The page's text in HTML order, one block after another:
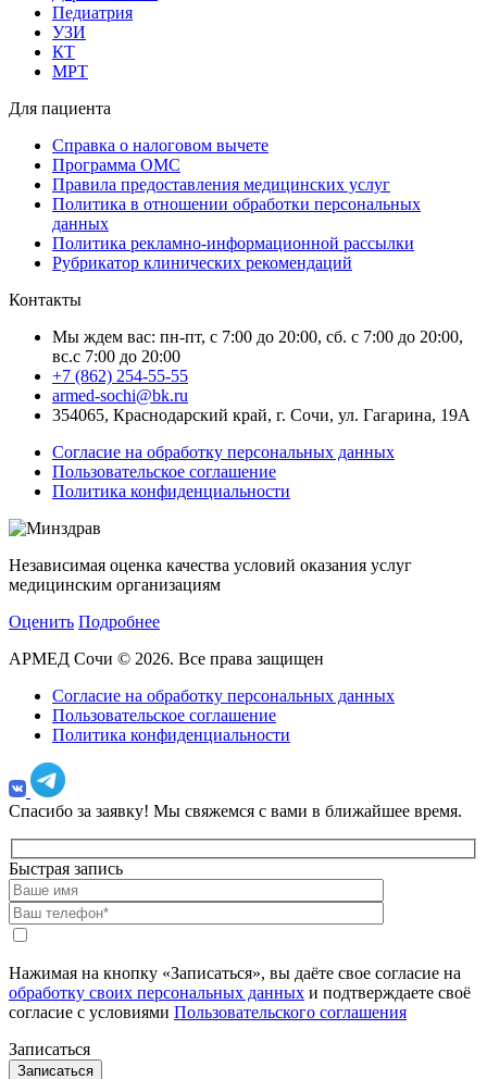
Педиатрия
УЗИ
КТ
МРТ
Для пациента
Справка о налоговом вычете
Программа ОМС
Правила предоставления медицинских услуг
Политика в отношении обработки персональных
данных
Политика рекламно-информационной рассылки
Рубрикатор клинических рекомендаций
Контакты
Мы ждем вас: пн-пт, с 7:00 до 20:00, сб. с 7:00 до 20:00,
вс.с 7:00 до 20:00
+7 (862) 254-55-55
armed-sochi@bk.ru
354065, Краснодарский край, г. Сочи, ул. Гагарина, 19А
Согласие на обработку персональных данных
Пользовательское соглашение
Политика конфиденциальности
Независимая оценка качества условий оказания услуг
медицинским организациям
Оценить Подробнее
АРМЕД Сочи © 2026. Все права защищен
Согласие на обработку персональных данных
Пользовательское соглашение
Политика конфиденциальности
Спасибо за заявку! Мы свяжемся с вами в ближайшее время.
Быстрая запись
Нажимая на кнопку «Записаться», вы даёте свое согласие на
обработку своих персональных данных и подтверждаете своё
согласие с условиями Пользовательского соглашения
Записаться